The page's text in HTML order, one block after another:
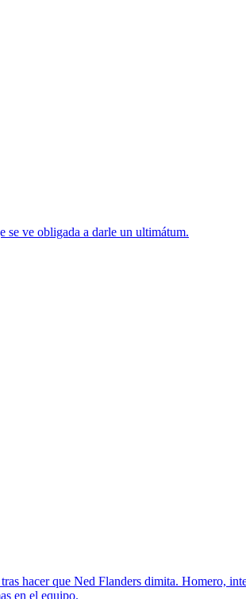
se ve obligada a darle un ultimátum.
hacer que Ned Flanders dimita. Homero,
en el equipo.